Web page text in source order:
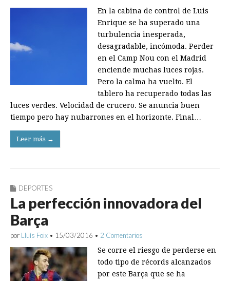
En la cabina de control de Luis
Enrique se ha superado una
turbulencia inesperada,
desagradable, incómoda. Perder
en el Camp Nou con el Madrid
enciende muchas luces rojas.
Pero la calma ha vuelto. El
tablero ha recuperado todas las
luces verdes. Velocidad de crucero. Se anuncia buen
tiempo pero hay nubarrones en el horizonte. Final…
Leer más →
DEPORTES
La perfección innovadora del
Barça
por Lluís Foix • 15/03/2016 • 2 Comentarios
Se corre el riesgo de perderse en
todo tipo de récords alcanzados
por este Barça que se ha